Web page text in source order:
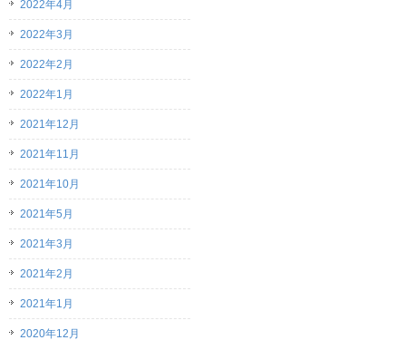
2022年4月
2022年3月
2022年2月
2022年1月
2021年12月
2021年11月
2021年10月
2021年5月
2021年3月
2021年2月
2021年1月
2020年12月